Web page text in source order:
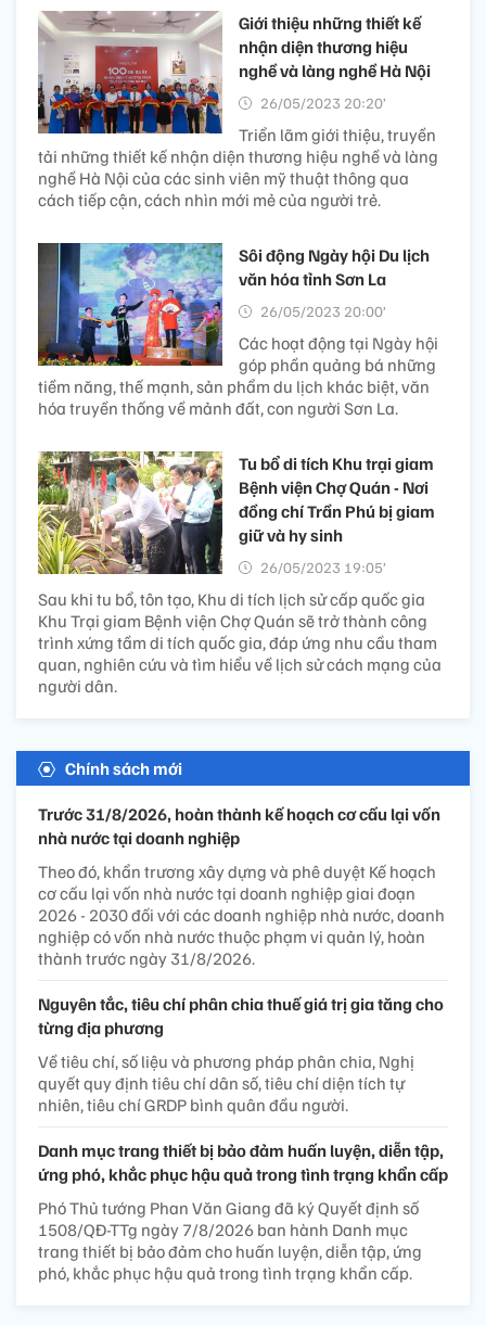
Giới thiệu những thiết kế
nhận diện thương hiệu
nghề và làng nghề Hà Nội
26/05/2023 20:20’
Triển lãm giới thiệu, truyền
tải những thiết kế nhận diện thương hiệu nghề và làng
nghề Hà Nội của các sinh viên mỹ thuật thông qua
cách tiếp cận, cách nhìn mới mẻ của người trẻ.
Sôi động Ngày hội Du lịch
văn hóa tỉnh Sơn La
26/05/2023 20:00’
Các hoạt động tại Ngày hội
góp phần quảng bá những
tiềm năng, thế mạnh, sản phẩm du lịch khác biệt, văn
hóa truyền thống về mảnh đất, con người Sơn La.
Tu bổ di tích Khu trại giam
Bệnh viện Chợ Quán - Nơi
đồng chí Trần Phú bị giam
giữ và hy sinh
26/05/2023 19:05’
Sau khi tu bổ, tôn tạo, Khu di tích lịch sử cấp quốc gia
Khu Trại giam Bệnh viện Chợ Quán sẽ trở thành công
trình xứng tầm di tích quốc gia, đáp ứng nhu cầu tham
quan, nghiên cứu và tìm hiểu về lịch sử cách mạng của
người dân.
Chính sách mới
Trước 31/8/2026, hoàn thành kế hoạch cơ cấu lại vốn
nhà nước tại doanh nghiệp
Theo đó, khẩn trương xây dựng và phê duyệt Kế hoạch
cơ cấu lại vốn nhà nước tại doanh nghiệp giai đoạn
2026 - 2030 đối với các doanh nghiệp nhà nước, doanh
nghiệp có vốn nhà nước thuộc phạm vi quản lý, hoàn
thành trước ngày 31/8/2026.
Nguyên tắc, tiêu chí phân chia thuế giá trị gia tăng cho
từng địa phương
Về tiêu chí, số liệu và phương pháp phân chia, Nghị
quyết quy định tiêu chí dân số, tiêu chí diện tích tự
nhiên, tiêu chí GRDP bình quân đầu người.
Danh mục trang thiết bị bảo đảm huấn luyện, diễn tập,
ứng phó, khắc phục hậu quả trong tình trạng khẩn cấp
Phó Thủ tướng Phan Văn Giang đã ký Quyết định số
1508/QĐ-TTg ngày 7/8/2026 ban hành Danh mục
trang thiết bị bảo đảm cho huấn luyện, diễn tập, ứng
phó, khắc phục hậu quả trong tình trạng khẩn cấp.